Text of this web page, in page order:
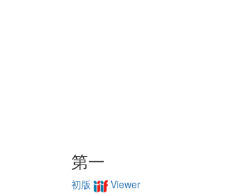
第一
初版 Viewer